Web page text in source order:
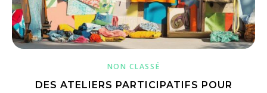
NON CLASSÉ
DES ATELIERS PARTICIPATIFS POUR